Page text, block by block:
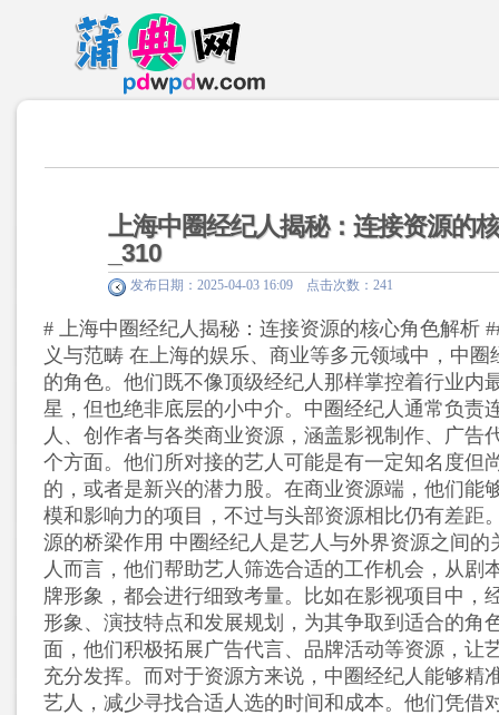
上海中圈经纪人揭秘：连接资源的
_310
发布日期：2025-04-03 16:09 点击次数：241
# 上海中圈经纪人揭秘：连接资源的核心角色解析
义与范畴 在上海的娱乐、商业等多元领域中，中圈
的角色。他们既不像顶级经纪人那样掌控着行业内
星，但也绝非底层的小中介。中圈经纪人通常负责
人、创作者与各类商业资源，涵盖影视制作、广告
个方面。他们所对接的艺人可能是有一定知名度但
的，或者是新兴的潜力股。在商业资源端，他们能
模和影响力的项目，不过与头部资源相比仍有差距
源的桥梁作用 中圈经纪人是艺人与外界资源之间的
人而言，他们帮助艺人筛选合适的工作机会，从剧
牌形象，都会进行细致考量。比如在影视项目中，
形象、演技特点和发展规划，为其争取到适合的角
面，他们积极拓展广告代言、品牌活动等资源，让
充分发挥。而对于资源方来说，中圈经纪人能够精
艺人，减少寻找合适人选的时间和成本。他们凭借